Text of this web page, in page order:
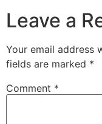
Leave a
Your email address
fields are marked *
Comment *